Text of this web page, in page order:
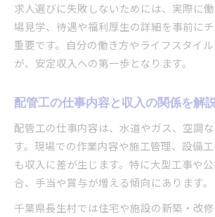
求人選びに失敗しないためには、実際に
場見学、待遇や福利厚生の詳細を事前に
重要です。自分の働き方やライフスタイ
が、安定収入への第一歩となります。
配管工の仕事内容と収入の関係を解
配管工の仕事内容は、水道やガス、空調
す。現場での作業内容や施工管理、設備
も収入に差が生じます。特に大型工事や
合、手当や賞与が増える傾向にあります。
千葉県長生村では住宅や施設の新築・改